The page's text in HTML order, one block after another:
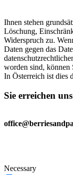
Ihnen stehen
Löschung,
Widerspruch zu.
Daten gegen das
worden sind, können
In Österreich ist dies
Sie erreichen
Necessary